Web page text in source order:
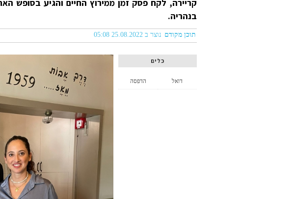
קריירה, לקח פסק זמן ממירוץ החיים והגיע בסופש
בנהריה.
תוכן מקודם נוצר ב 25.08.2022 05:08
כלים
הדפסה דואל